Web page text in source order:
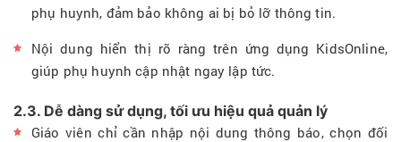
phụ huynh, đảm bảo không ai bị bỏ lỡ thông tin.
Nội dung hiển thị rõ ràng trên ứng dụng KidsOnline,
giúp phụ huynh cập nhật ngay lập tức.
2.3. Dễ dàng sử dụng, tối ưu hiệu quả quản lý
Giáo viên chỉ cần nhập nội dung thông báo, chọn đối